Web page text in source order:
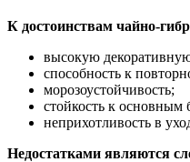
К достоинствам чайно-
высокую
способность к
морозоустойчивость;
стойкость к основным
неприхотливость в
Недостатками являются